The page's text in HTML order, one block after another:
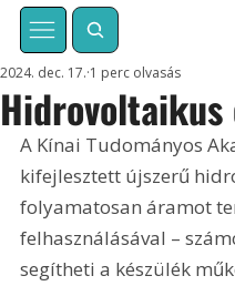
2024. dec. 17. 1 perc olvasás
A Kínai Tudományos
kifejlesztett újszerű
folyamatosan áramot
felhasználásával –
segítheti a készülék